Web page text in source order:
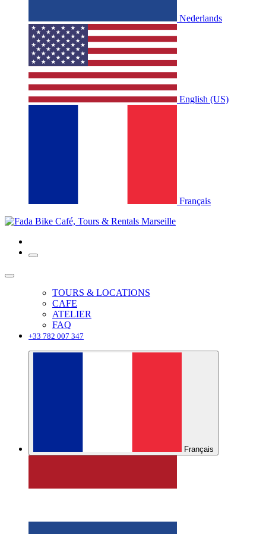
Nederlands
English (US)
Français
TOURS & LOCATIONS
CAFE
ATELIER
FAQ
+33 782 007 347
Français